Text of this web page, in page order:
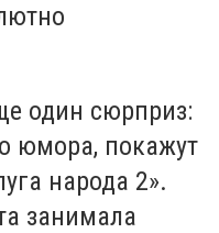
один сюрприз:
юмора, покажут
народа 2».
занимала